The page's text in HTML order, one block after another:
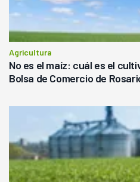
Agricultura
No es el maíz: cuál es el
Bolsa de Comercio de